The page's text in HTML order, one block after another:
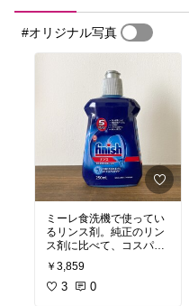
#オリジナル写真
ミーレ食洗機で使ってい
るリンス剤。純正のリン
ス剤に比べて、コスパよ
し、匂いも少なくおすす
めです。
￥3,859
3 0